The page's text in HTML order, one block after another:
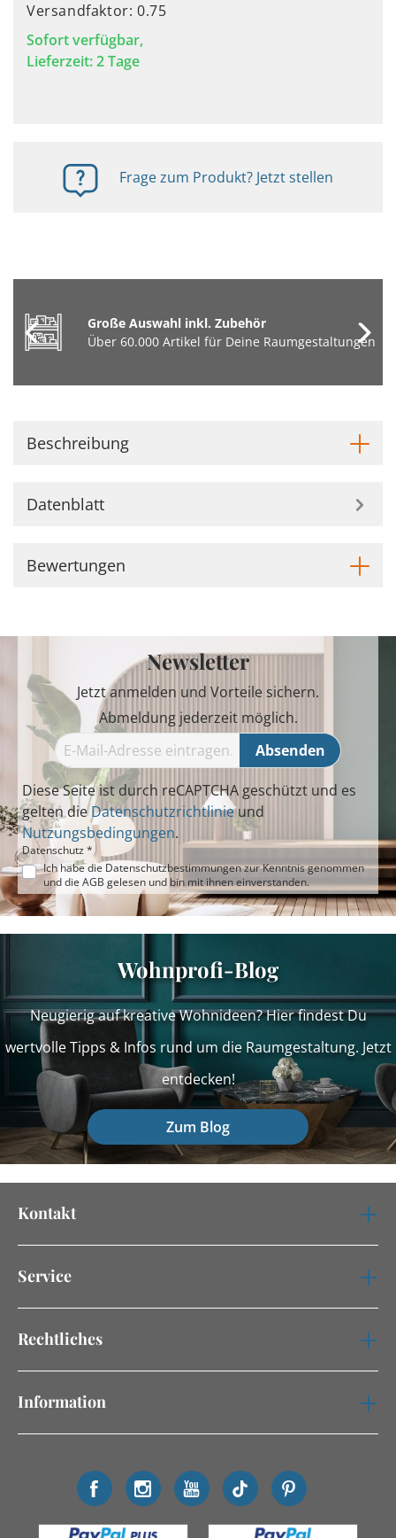
Versandfaktor: 0.75
Sofort verfügbar,
Lieferzeit: 2 Tage
Frage zum Produkt? Jetzt stellen
Große Auswahl inkl. Zubehör
Über 60.000 Artikel für Deine Raumgestaltungen
Beschreibung
Datenblatt
Bewertungen
Newsletter
Jetzt anmelden und Vorteile sichern.
Abmeldung jederzeit möglich.
Absenden
Diese Seite ist durch reCAPTCHA geschützt und es
gelten dieDatenschutzrichtlinieund
Nutzungsbedingungen.
Datenschutz *
Ich habe die Datenschutzbestimmungenzur Kenntnis genommen
und die AGB gelesen und bin mit ihnen einverstanden.
Wohnprofi-Blog
Neugierig auf kreative Wohnideen? Hier findest Du
wertvolle Tipps & Infos rund um die Raumgestaltung. Jetzt
entdecken!
Zum Blog
Kontakt
Service
Rechtliches
Information